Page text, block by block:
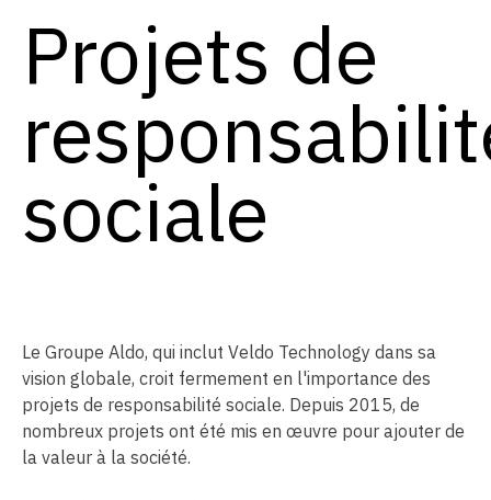
Projets de
sociale
Le Groupe Aldo, qui inclut Veldo Technology dans sa
vision globale, croit fermement en l'importance des
projets de responsabilité sociale. Depuis 2015, de
nombreux projets ont été mis en œuvre pour ajouter de
la valeur à la société.